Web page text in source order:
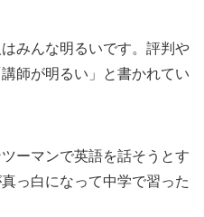
みんな明るいです。評判や
師が明るい」と書かれてい
ーマンで英語を話そうとす
っ白になって中学で習った